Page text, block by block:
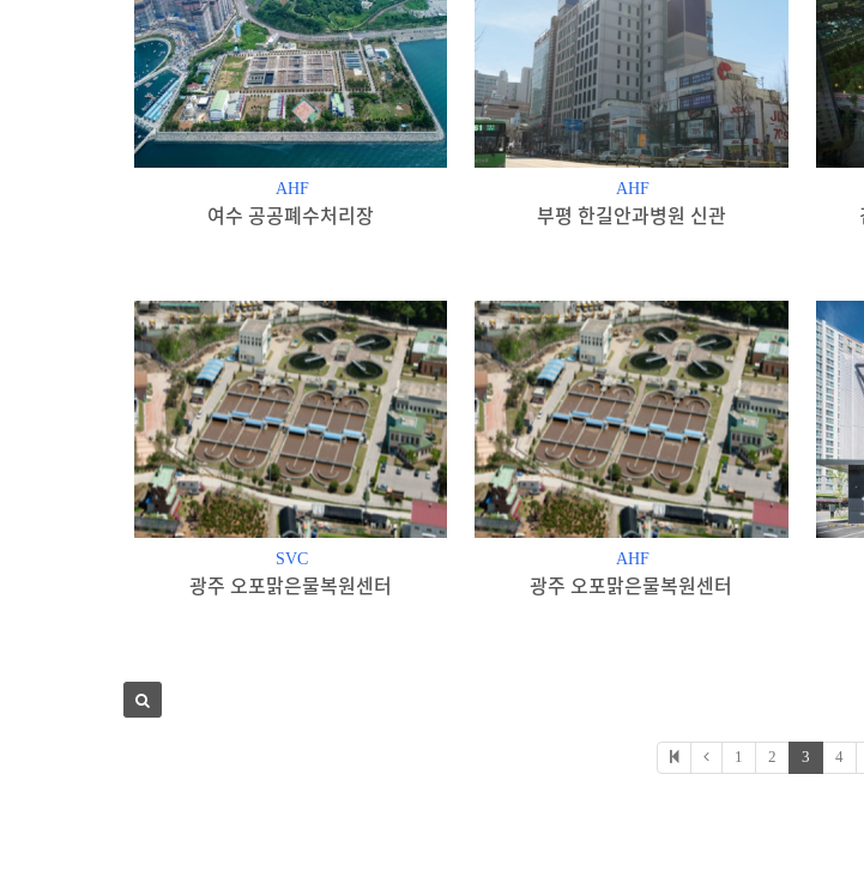
AHF
여수 공공폐수처리장
AHF
부평 한길안과병원 신관
SVC
광주 오포맑은물복원센터
AHF
광주 오포맑은물복원센터
1 2 3 4